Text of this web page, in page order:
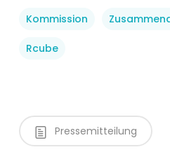
Kommission
Rcube
Pressemitteilung